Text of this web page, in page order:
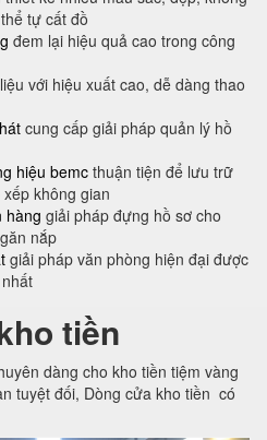
tự cất đồ
đem lại hiệu quả cao trong công
với hiệu xuất cao, dễ dàng thao
cung cấp giải pháp quản lý hồ
hiệu bemc thuận tiện để lưu trữ
không gian
hàng giải pháp đựng hồ sơ cho
nắp
giải pháp văn phòng hiện đại được
tiền
dàng cho kho tiền tiệm vàng
tuyệt đối, Dòng cửa kho tiền có